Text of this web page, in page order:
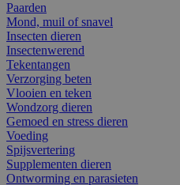
Paarden
Mond, muil of snavel
Insecten dieren
Insectenwerend
Tekentangen
Verzorging beten
Vlooien en teken
Wondzorg dieren
Gemoed en stress dieren
Voeding
Spijsvertering
Supplementen dieren
Ontworming en parasieten